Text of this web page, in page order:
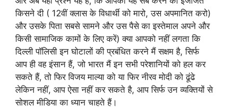
किसने दी ( 12वीं क्लास के विधार्थी को मारो, उस अपमानित करो)
और उसके पिता सबसे सामने और उस पैसे का इस्तेमाल अपने और
किसी सामाजिक कामों के लिए करें) क्या आपको नहीं लगता कि
दिल्ली पॉलिसी इन घोटालों की प्रबंधित करने मैं सक्षम है, सिर्फ
आप ही वह इंसान हैं, जो भारत मैं इन सभी परेशानियों को हल कर
सकते हैं, तो फिर विजय माल्या को या फिर नीरव मोदी को ढूंढे
लेकिन नहीं, आप ऐसा नहीं कर सकते है, आप सिर्फ उन व्यक्तियों से
सोशल मीडिया का ध्यान चाहते हैं।